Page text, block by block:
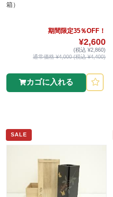
箱）
期間限定35％OFF！
¥2,600
(税込 ¥2,860)
通常価格 ¥4,000 (税込 ¥4,400)
カゴに入れる
SALE